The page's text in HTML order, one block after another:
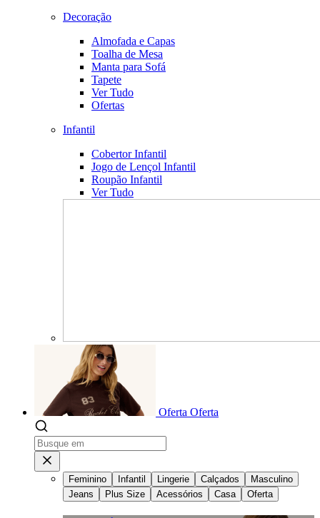
Decoração
Almofada e Capas
Toalha de Mesa
Manta para Sofá
Tapete
Ver Tudo
Ofertas
Infantil
Cobertor Infantil
Jogo de Lençol Infantil
Roupão Infantil
Ver Tudo
Oferta Oferta
Feminino Infantil Lingerie Calçados
Masculino
Jeans
Plus Size Acessórios Casa Oferta